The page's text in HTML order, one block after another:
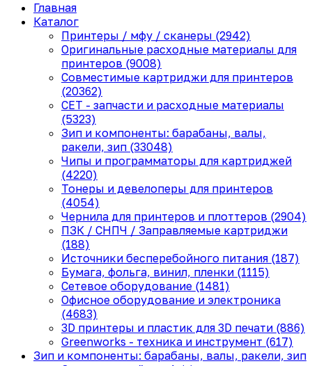
Главная
Каталог
Принтеры / мфу / сканеры (2942)
Оригинальные расходные материалы для
принтеров (9008)
Совместимые картриджи для принтеров
(20362)
CET - запчасти и расходные материалы
(5323)
Зип и компоненты: барабаны, валы,
ракели, зип (33048)
Чипы и программаторы для картриджей
(4220)
Тонеры и девелоперы для принтеров
(4054)
Чернила для принтеров и плоттеров (2904)
ПЗК / СНПЧ / Заправляемые картриджи
(188)
Источники бесперебойного питания (187)
Бумага, фольга, винил, пленки (1115)
Сетевое оборудование (1481)
Офисное оборудование и электроника
(4683)
3D принтеры и пластик для 3D печати (886)
Greenworks - техника и инструмент (617)
Зип и компоненты: барабаны, валы, ракели, зип